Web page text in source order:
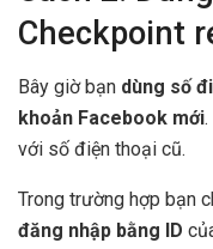
Checkpoint
Bây giờ bạn dùng số
khoản Facebook mới
với số điện thoại cũ.
Trong trường hợp bạn
đăng nhập bằng ID